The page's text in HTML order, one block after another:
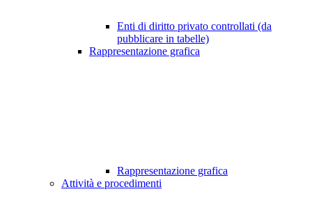
Enti di diritto privato controllati (da
pubblicare in tabelle)
Rappresentazione grafica
Rappresentazione grafica
Attività e procedimenti